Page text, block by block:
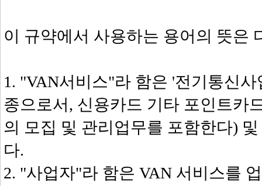
이 규약에서 사용하는 용어의 뜻은
1. "VAN서비스"라 함은 '전기통신
종으로서, 신용카드 기타 포인트카
의 모집 및 관리업무를 포함한다)
다.
2. "사업자"라 함은 VAN 서비스를